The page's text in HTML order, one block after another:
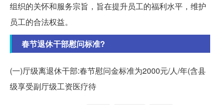
组织的关怀和服务宗旨，旨在提升员工的福利水平，维护
员工的合法权益。
春节退休干部慰问标准?
(一)厅级离退休干部:春节慰问金标准为2000元/人/年(含县
级享受副厅级工资医疗待